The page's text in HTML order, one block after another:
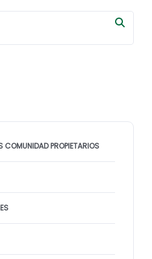
COMUNIDAD PROPIETARIOS